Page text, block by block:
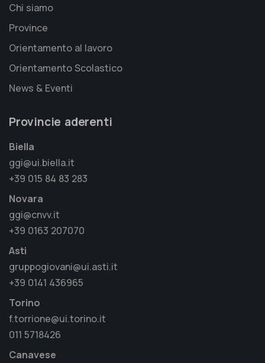
Chi siamo
Province
Orientamento al lavoro
Orientamento Scolastico
News & Eventi
Provincie aderenti
Biella
ggi@ui.biella.it
+39 015 84 83 283
Novara
ggi@cnvv.it
+39 0163 207070
Asti
gruppogiovani@ui.asti.it
+39 0141 436965
Torino
f.torrione@ui.torino.it
011 5718426
Canavese